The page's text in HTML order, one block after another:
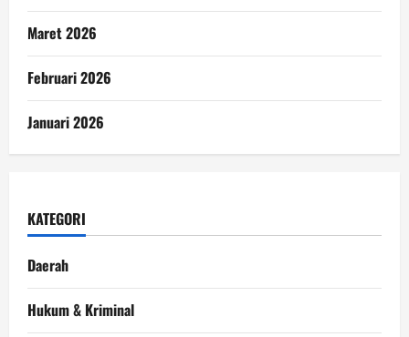
Maret 2026
Februari 2026
Januari 2026
KATEGORI
Daerah
Hukum & Kriminal